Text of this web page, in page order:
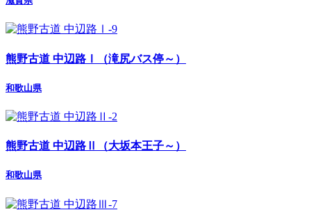
熊野古道 中辺路Ⅰ（滝尻バス停～）
和歌山県
熊野古道 中辺路Ⅱ（大坂本王子～）
和歌山県